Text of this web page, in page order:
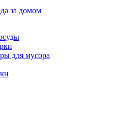
за домом
для мусора